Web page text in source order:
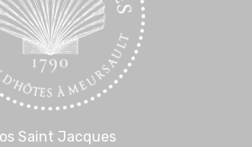
Saint Jacques